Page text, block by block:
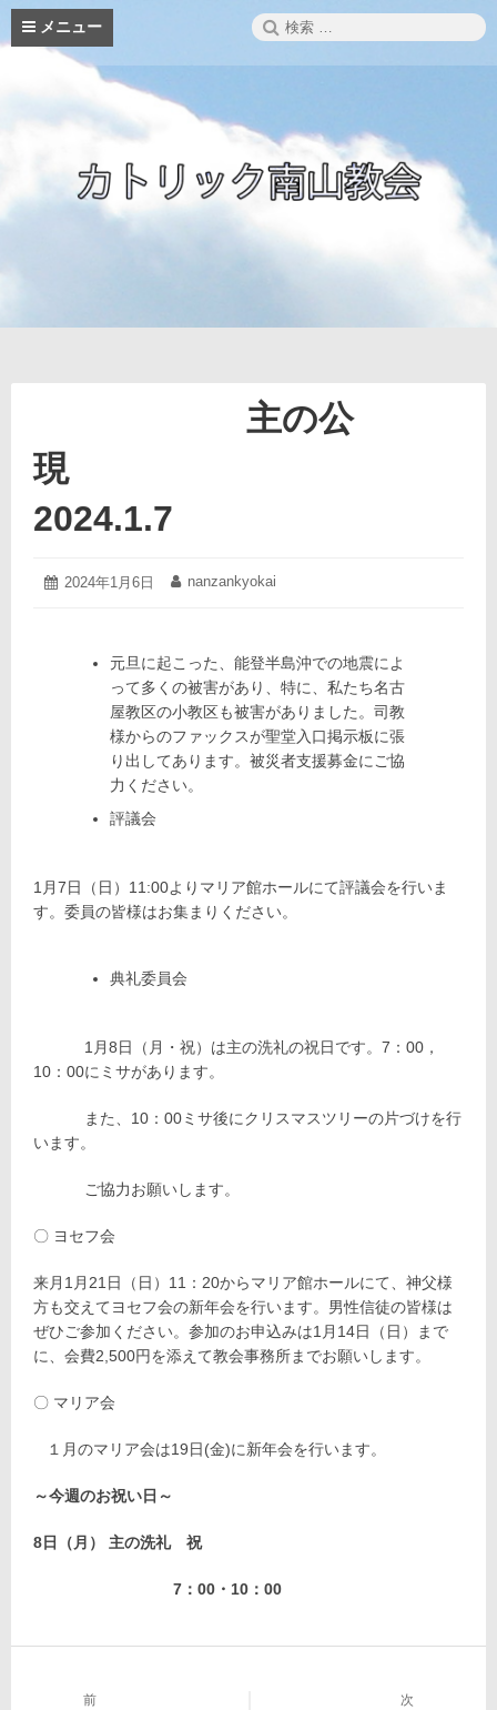
コ
プ
メニュー
検
索:
主の公
現
2024.1.7
投
2024年1月6日
2024
6
日
投
nanzankyokai
元旦に起こった、能登半島沖での地震によ
って多くの被害があり、特に、私たち名古
屋教区の小教区も被害がありました。司教
様からのファックスが聖堂入口掲示板に張
り出してあります。被災者支援募金にご協
力ください。
評議会
1月7日（日）11:00よりマリア館ホールにて評議会を行いま
す。委員の皆様はお集まりください。
典礼委員会
1月8日（月・祝）は主の洗礼の祝日です。7：00，
10：00にミサがあります。
また、10：00ミサ後にクリスマスツリーの片づけを行
います。
ご協力お願いします。
〇 ヨセフ会
来月1月21日（日）11：20からマリア館ホールにて、神父様
方も交えてヨセフ会の新年会を行います。男性信徒の皆様は
ぜひご参加ください。参加のお申込みは1月14日（日）まで
に、会費2,500円を添えて教会事務所までお願いします。
〇 マリア会
１月のマリア会は19日(金)に新年会を行います。
～今週のお祝い日～
8日（月） 主の洗礼 祝
7：00・10：00
前 次